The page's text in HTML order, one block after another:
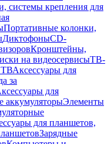
системы крепления для
Портативные колонки,
ДиктофоныCD-
Кронштейны,
на видеосервисыТВ-
ТВАксессуары для
за
для
аккумуляторыЭлементы
для планшетов,
Зарядные